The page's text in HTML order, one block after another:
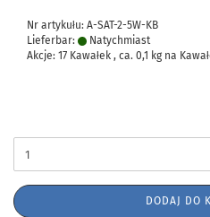
Nr artykułu: A-SAT-2-5W-KB
Lieferbar:
Natychmiast
Akcje: 17 Kawałek , ca. 0,1 kg na
DODAJ DO